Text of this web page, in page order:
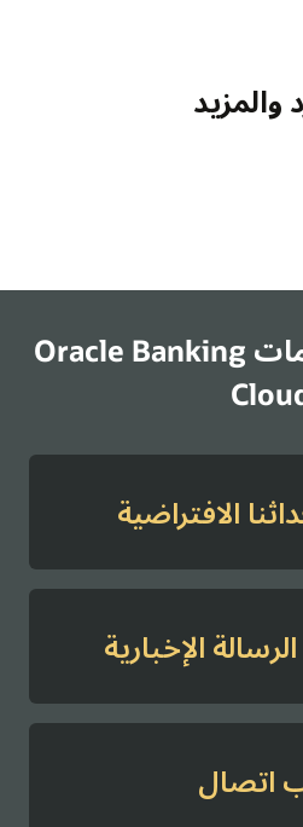
والمزيد
بدء استخدام خدمات Oracle Banking
الافتراضية
الإخبارية
اتصال